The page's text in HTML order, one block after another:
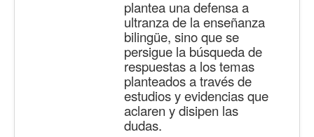
plantea una defensa a
ultranza de la enseñanza
bilingüe, sino que se
persigue la búsqueda de
respuestas a los temas
planteados a través de
estudios y evidencias que
aclaren y disipen las
dudas.